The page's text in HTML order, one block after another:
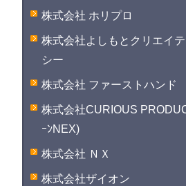
株式会社 ホリプロ
株式会社よしもとクリエイ
シー
株式会社 ファーストハンド
株式会社CURIOUS
ｰﾝNEX)
株式会社 ＮＸ
株式会社ザイオン